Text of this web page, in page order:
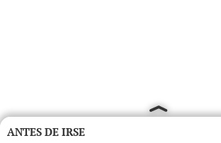
ANTES DE IRSE